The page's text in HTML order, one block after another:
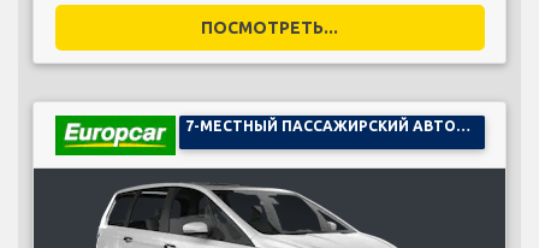
ПОСМОТРЕТЬ...